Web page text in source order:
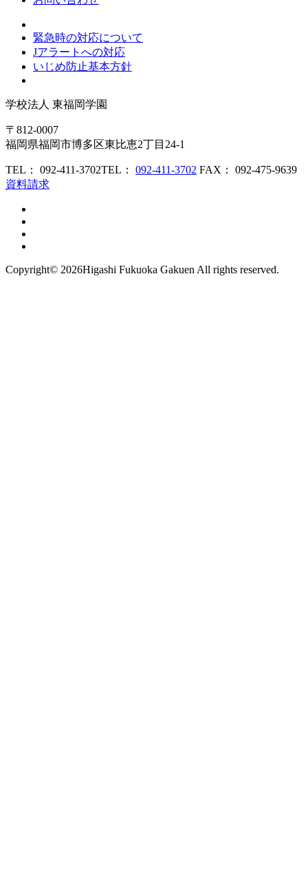
緊急時の対応について
Jアラートへの対応
いじめ防止基本方針
学校法人 東福岡学園
〒812-0007
福岡県福岡市博多区東比恵2丁目24-1
TEL： 092-411-3702TEL： 092-411-3702 FAX： 092-475-9639
資料請求
Copyright© 2026Higashi Fukuoka Gakuen All rights reserved.